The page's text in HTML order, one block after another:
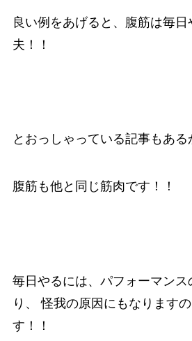
良い例をあげると、腹筋は毎日
夫！！
とおっしゃっている記事もある
腹筋も他と同じ筋肉です！！
毎日やるには、パフォーマン
り、 怪我の原因にもなります
す！！